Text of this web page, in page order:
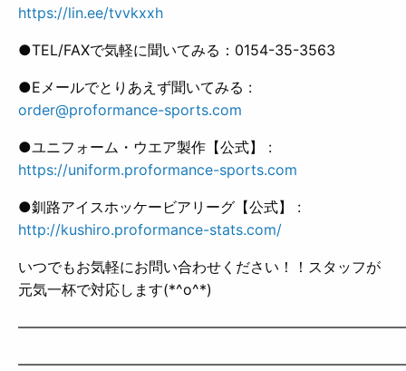
https://lin.ee/tvvkxxh
●TEL/FAXで気軽に聞いてみる：0154-35-3563
●Eメールでとりあえず聞いてみる :
order@proformance-sports.com
●ユニフォーム・ウエア製作【公式】 :
https://uniform.proformance-sports.com
●釧路アイスホッケービアリーグ【公式】 :
http://kushiro.proformance-stats.com/
いつでもお気軽にお問い合わせください！！スタッフが
元気一杯で対応します(*^o^*)